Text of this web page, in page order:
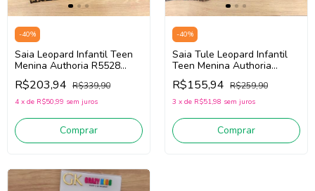
-40%
Saia Leopard Infantil Teen
Menina Authoria R5528
(Marrom/Preto)
R$203,94 R$339,90
4 x de R$50,99 sem juros
Comprar
-40%
Saia Tule Leopard Infantil
Teen Menina Authoria
R5858 (Marrom/Preto)
R$155,94 R$259,90
3 x de R$51,98 sem juros
Comprar